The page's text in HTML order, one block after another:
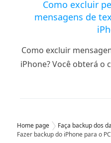
Como excluir
mensagens de
Como excluir
iPhone? Você obterá o
Home page
Faça backup dos
Fazer backup do iPhone para o PC